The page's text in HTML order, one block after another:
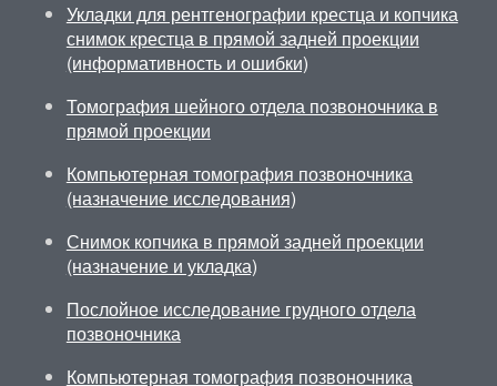
Укладки для рентгенографии крестца и копчика
снимок крестца в прямой задней проекции
(информативность и ошибки)
Томография шейного отдела позвоночника в
прямой проекции
Компьютерная томография позвоночника
(назначение исследования)
Снимок копчика в прямой задней проекции
(назначение и укладка)
Послойное исследование грудного отдела
позвоночника
Компьютерная томография позвоночника